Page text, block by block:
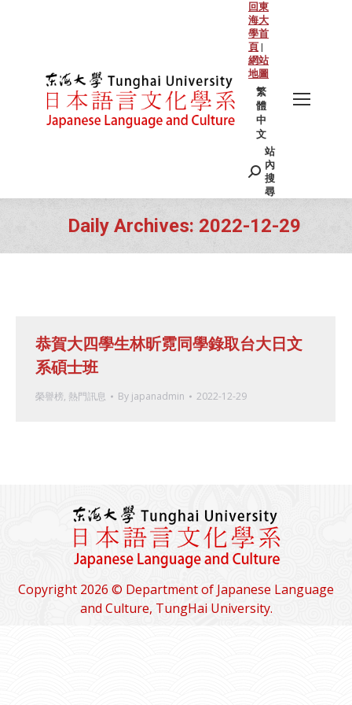
回東
海大
學首
頁 |
網站
地圖
繁
體
中
文
Search:
站
內
搜
尋
Daily Archives: 2022-12-29
You are here:
恭賀大四學生林昕霓同學錄取台大日文
系碩士班
榮譽榜, 熱門訊息 By japanadmin 2022-12-29
Copyright 2026 © Department of Japanese Language
and Culture, TungHai University.